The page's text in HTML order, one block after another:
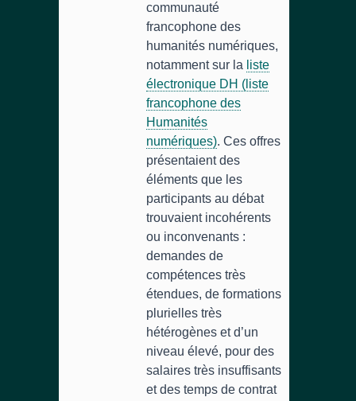
communauté
francophone des
humanités numériques,
notamment sur la liste
électronique DH (liste
francophone des
Humanités
numériques). Ces offres
présentaient des
éléments que les
participants au débat
trouvaient incohérents
ou inconvenants :
demandes de
compétences très
étendues, de formations
plurielles très
hétérogènes et d’un
niveau élevé, pour des
salaires très insuffisants
et des temps de contrat